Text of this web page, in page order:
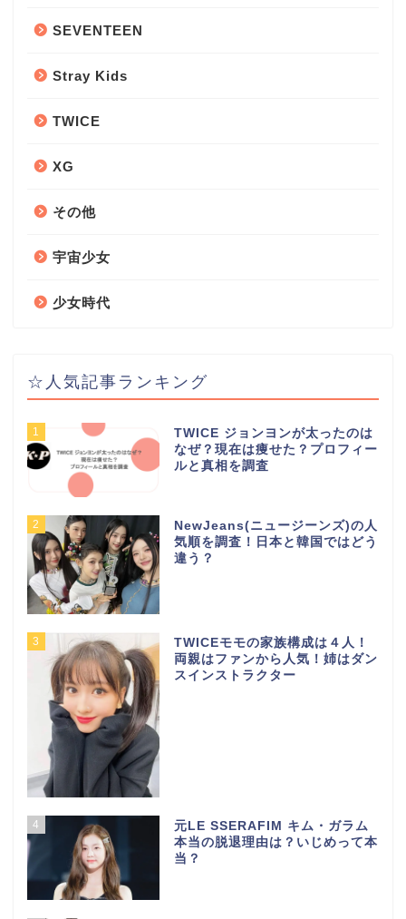
SEVENTEEN
Stray Kids
TWICE
XG
その他
宇宙少女
少女時代
☆人気記事ランキング
1
TWICE ジョンヨンが太ったのは
なぜ？現在は痩せた？プロフィー
ルと真相を調査
2
NewJeans(ニュージーンズ)の人
気順を調査！日本と韓国ではどう
違う？
3
TWICEモモの家族構成は４人！
両親はファンから人気！姉はダン
スインストラクター
4
元LE SSERAFIM キム・ガラム
本当の脱退理由は？いじめって本
当？